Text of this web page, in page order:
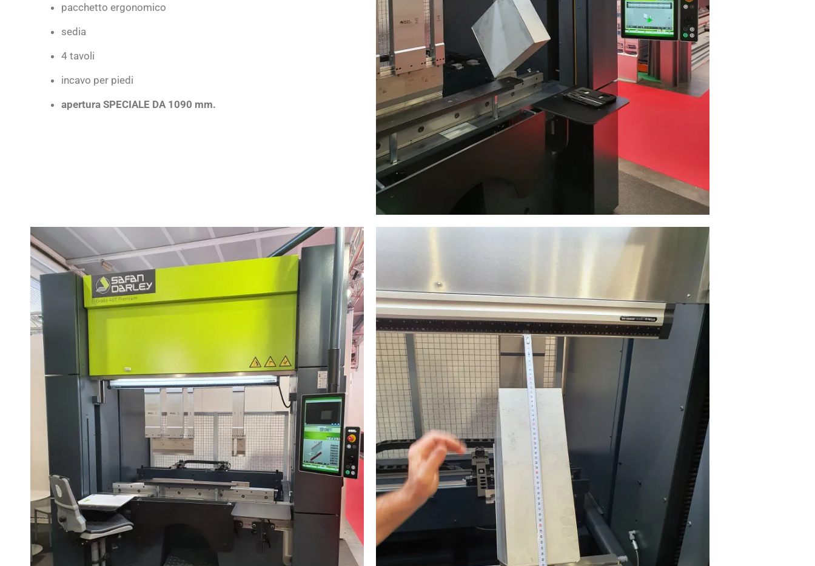
pacchetto ergonomico
sedia
4 tavoli
incavo per piedi
apertura SPECIALE DA 1090 mm.